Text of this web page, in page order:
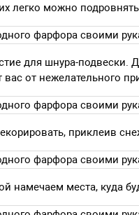
легко можно
для шнура-подвески.
вас от нежелательного
приклеив
намечаем места, куда